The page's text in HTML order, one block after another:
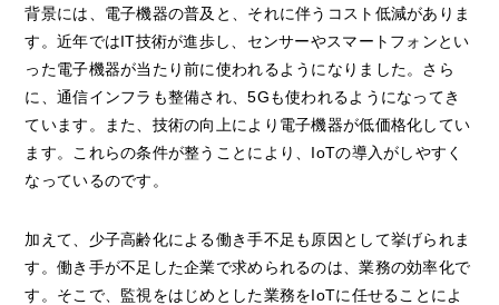
背景には、電子機器の普及と、それに伴うコスト低減がありま
す。近年ではIT技術が進歩し、センサーやスマートフォンとい
った電子機器が当たり前に使われるようになりました。さら
に、通信インフラも整備され、5Gも使われるようになってき
ています。また、技術の向上により電子機器が低価格化してい
ます。これらの条件が整うことにより、IoTの導入がしやすく
なっているのです。
加えて、少子高齢化による働き手不足も原因として挙げられま
す。働き手が不足した企業で求められるのは、業務の効率化で
す。そこで、監視をはじめとした業務をIoTに任せることによ